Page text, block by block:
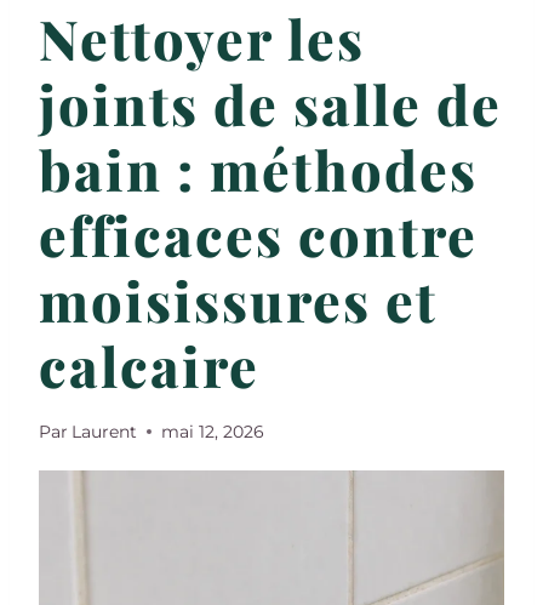
Nettoyer les
joints de salle de
bain : méthodes
efficaces contre
moisissures et
calcaire
Par Laurent mai 12, 2026